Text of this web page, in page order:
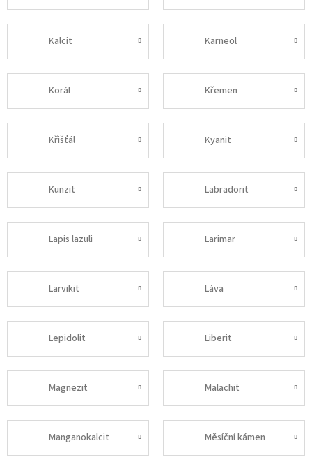
Kalcit Karneol
Korál Křemen
Křišťál Kyanit
Kunzit Labradorit
Lapis lazuli Larimar
Larvikit Láva
Lepidolit Liberit
Magnezit Malachit
Manganokalcit Měsíční kámen